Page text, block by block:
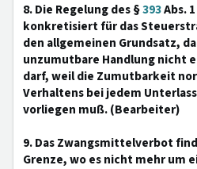
8. Die Regelung des §393Abs.
konkretisiert für das
den allgemeinen Grundsatz,
unzumutbare Handlung nicht
darf, weil die Zumutbarkeit
Verhaltens bei jedem
vorliegen muß. (Bearbeiter)
9. Das Zwangsmittelverbot
Grenze, wo es nicht mehr um